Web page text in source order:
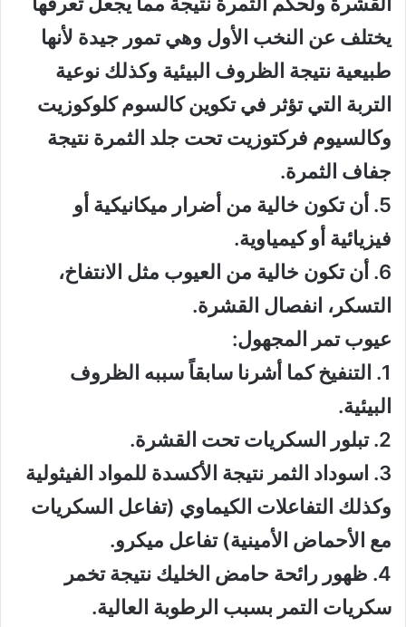
يختلف عن النخب الأول وهي تمور جيدة لأنها
طبيعية نتيجة الظروف البيئية وكذلك نوعية
التربة التي تؤثر في تكوين كالسوم كلوكوزيت
وكالسيوم فركتوزيت تحت جلد الثمرة نتيجة
جفاف الثمرة.
5. أن تكون خالية من أضرار ميكانيكية أو
فيزيائية أو كيمياوية.
6. أن تكون خالية من العيوب مثل الانتفاخ،
التسكر، انفصال القشرة.
عيوب تمر المجهول:
1. التنفيخ كما أشرنا سابقاً سببه الظروف
البيئية.
2. تبلور السكريات تحت القشرة.
3. اسوداد الثمر نتيجة الأكسدة للمواد الفيثولية
وكذلك التفاعلات الكيماوي (تفاعل السكريات
مع الأحماض الأمينية) تفاعل ميكرو.
4. ظهور رائحة حامض الخليك نتيجة تخمر
سكريات التمر بسبب الرطوبة العالية.